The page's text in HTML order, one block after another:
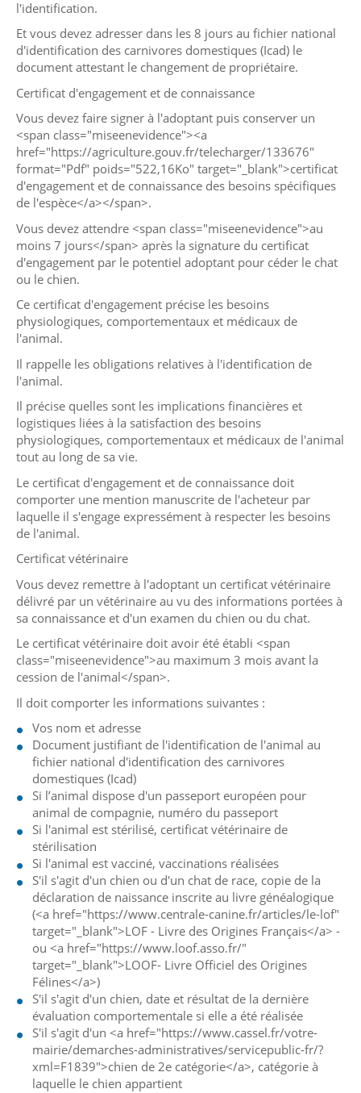
l'identification.
Et vous devez adresser dans les 8 jours au fichier national
d'identification des carnivores domestiques (Icad) le
document attestant le changement de propriétaire.
Certificat d'engagement et de connaissance
Vous devez faire signer à l'adoptant puis conserver un
<span class="miseenevidence"><a
href="https://agriculture.gouv.fr/telecharger/133676"
format="Pdf" poids="522,16Ko" target="_blank">certificat
d'engagement et de connaissance des besoins spécifiques
de l'espèce</a></span>.
Vous devez attendre <span class="miseenevidence">au
moins 7 jours</span> après la signature du certificat
d'engagement par le potentiel adoptant pour céder le chat
ou le chien.
Ce certificat d'engagement précise les besoins
physiologiques, comportementaux et médicaux de
l'animal.
Il rappelle les obligations relatives à l'identification de
l'animal.
Il précise quelles sont les implications financières et
logistiques liées à la satisfaction des besoins
physiologiques, comportementaux et médicaux de l'animal
tout au long de sa vie.
Le certificat d'engagement et de connaissance doit
comporter une mention manuscrite de l'acheteur par
laquelle il s'engage expressément à respecter les besoins
de l'animal.
Certificat vétérinaire
Vous devez remettre à l'adoptant un certificat vétérinaire
délivré par un vétérinaire au vu des informations portées à
sa connaissance et d'un examen du chien ou du chat.
Le certificat vétérinaire doit avoir été établi <span
class="miseenevidence">au maximum 3 mois avant la
cession de l'animal</span>.
Il doit comporter les informations suivantes :
Vos nom et adresse
Document justifiant de l'identification de l'animal au
fichier national d'identification des carnivores
domestiques (Icad)
Si l’animal dispose d'un passeport européen pour
animal de compagnie, numéro du passeport
Si l'animal est stérilisé, certificat vétérinaire de
stérilisation
Si l'animal est vacciné, vaccinations réalisées
S'il s'agit d'un chien ou d'un chat de race, copie de la
déclaration de naissance inscrite au livre généalogique
(<a href="https://www.centrale-canine.fr/articles/le-lof"
target="_blank">LOF - Livre des Origines Français</a> -
ou <a href="https://www.loof.asso.fr/"
target="_blank">LOOF- Livre Officiel des Origines
Félines</a>)
S'il s'agit d'un chien, date et résultat de la dernière
évaluation comportementale si elle a été réalisée
S'il s'agit d'un <a href="https://www.cassel.fr/votre-
mairie/demarches-administratives/servicepublic-fr/?
xml=F1839">chien de 2e catégorie</a>, catégorie à
laquelle le chien appartient